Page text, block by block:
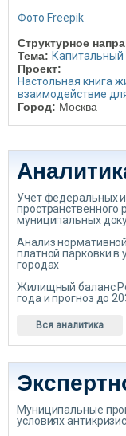
Фото Freepik
Структурное
Тема:
Проект:
Настольная книга
взаимодействие
Город: Москва
Учет федеральных
пространственного
муниципальных
Анализ
платной парковки в
городах
Жилищный баланс
года и прогноз до
Вся аналитика
Муниципальные
условиях